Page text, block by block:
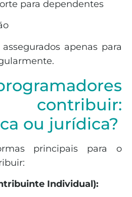
para dependentes
apenas para
ou jurídica?
principais para o
Individual):